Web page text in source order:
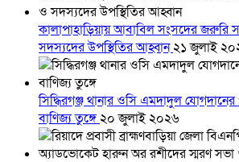
কালাপাহাড়িয়ায় আবাবিল সংসদের জরুরি
সদস্যদের উপস্থিতির আহ্বান২১ জুলাই
সিদ্ধিরগঞ্জ থানার ওসি এমদাদুল
বাণিজ্য তুঙ্গে২০ জুলাই ২০২৬